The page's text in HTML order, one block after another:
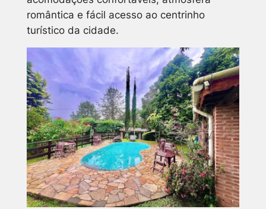
romântica e fácil acesso ao centrinho
turístico da cidade.